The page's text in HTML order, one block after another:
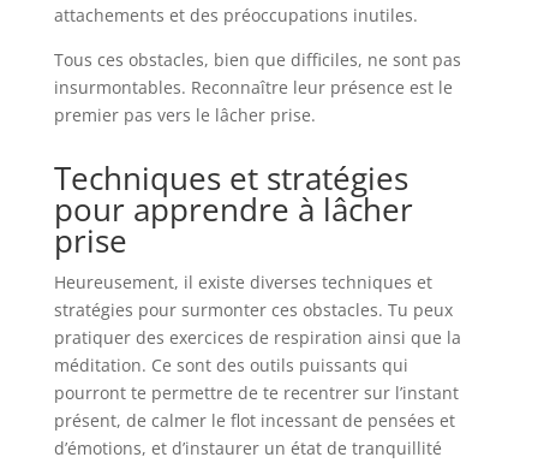
attachements et des préoccupations inutiles.
Tous ces obstacles, bien que difficiles, ne sont pas
insurmontables. Reconnaître leur présence est le
premier pas vers le lâcher prise.
Techniques et stratégies
pour apprendre à lâcher
prise
Heureusement, il existe diverses techniques et
stratégies pour surmonter ces obstacles. Tu peux
pratiquer des exercices de respiration ainsi que la
méditation. Ce sont des outils puissants qui
pourront te permettre de te recentrer sur l’instant
présent, de calmer le flot incessant de pensées et
d’émotions, et d’instaurer un état de tranquillité